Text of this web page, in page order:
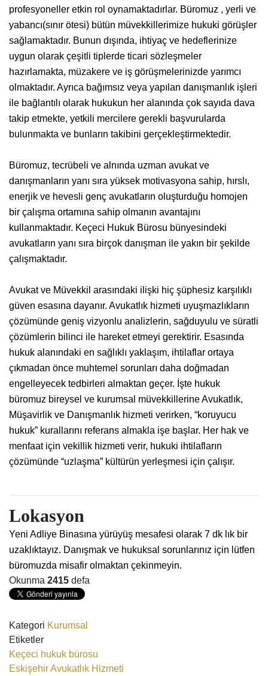
profesyoneller etkin rol oynamaktadırlar. Büromuz , yerli ve
yabancı(sınır ötesi) bütün müvekkillerimize hukuki görüşler
sağlamaktadır. Bunun dışında, ihtiyaç ve hedeflerinize
uygun olarak çeşitli tiplerde ticari sözleşmeler
hazırlamakta, müzakere ve iş görüşmelerinizde yarımcı
olmaktadır. Ayrıca bağımsız veya yapılan danışmanlık işleri
ile bağlantılı olarak hukukun her alanında çok sayıda dava
takip etmekte, yetkili mercilere gerekli başvurularda
bulunmakta ve bunların takibini gerçekleştirmektedir.
Büromuz, tecrübeli ve alnında uzman avukat ve
danışmanların yanı sıra yüksek motivasyona sahip, hırslı,
enerjik ve hevesli genç avukatların oluşturduğu homojen
bir çalışma ortamına sahip olmanın avantajını
kullanmaktadır. Keçeci Hukuk Bürosu bünyesindeki
avukatların yanı sıra birçok danışman ile yakın bir şekilde
çalışmaktadır.
Avukat ve Müvekkil arasındaki ilişki hiç şüphesiz karşılıklı
güven esasına dayanır. Avukatlık hizmeti uyuşmazlıkların
çözümünde geniş vizyonlu analizlerin, sağduyulu ve süratli
çözümlerin bilinci ile hareket etmeyi gerektirir. Esasında
hukuk alanındaki en sağlıklı yaklaşım, ihtilaflar ortaya
çıkmadan önce muhtemel sorunları daha doğmadan
engelleyecek tedbirleri almaktan geçer. İşte hukuk
büromuz bireysel ve kurumsal müvekkillerine Avukatlık,
Müşavirlik ve Danışmanlık hizmeti verirken, “koruyucu
hukuk” kurallarını referans almakla işe başlar. Her hak ve
menfaat için vekillik hizmeti verir, hukuki ihtilafların
çözümünde “uzlaşma” kültürün yerleşmesi için çalışır.
Lokasyon
Yeni Adliye Binasına yürüyüş mesafesi olarak 7 dk lık bir
uzaklıktayız. Danışmak ve hukuksal sorunlarınız için lütfen
büromuzda misafir olmaktan çekinmeyin.
Okunma 2415 defa
Kategori Kurumsal
Etiketler
Keçeci hukuk bürosu
Eskişehir Avukatlık Hizmeti